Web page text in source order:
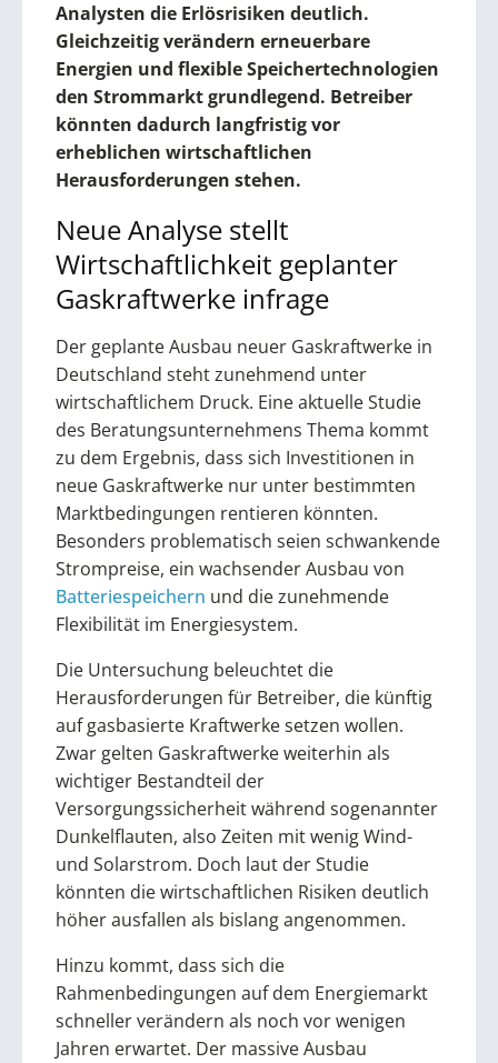
Analysten die Erlösrisiken deutlich.
Gleichzeitig verändern erneuerbare
Energien und flexible Speichertechnologien
den Strommarkt grundlegend. Betreiber
könnten dadurch langfristig vor
erheblichen wirtschaftlichen
Herausforderungen stehen.
Neue Analyse stellt
Wirtschaftlichkeit geplanter
Gaskraftwerke infrage
Der geplante Ausbau neuer Gaskraftwerke in
Deutschland steht zunehmend unter
wirtschaftlichem Druck. Eine aktuelle Studie
des Beratungsunternehmens Thema kommt
zu dem Ergebnis, dass sich Investitionen in
neue Gaskraftwerke nur unter bestimmten
Marktbedingungen rentieren könnten.
Besonders problematisch seien schwankende
Strompreise, ein wachsender Ausbau von
Batteriespeichern und die zunehmende
Flexibilität im Energiesystem.
Die Untersuchung beleuchtet die
Herausforderungen für Betreiber, die künftig
auf gasbasierte Kraftwerke setzen wollen.
Zwar gelten Gaskraftwerke weiterhin als
wichtiger Bestandteil der
Versorgungssicherheit während sogenannter
Dunkelflauten, also Zeiten mit wenig Wind-
und Solarstrom. Doch laut der Studie
könnten die wirtschaftlichen Risiken deutlich
höher ausfallen als bislang angenommen.
Hinzu kommt, dass sich die
Rahmenbedingungen auf dem Energiemarkt
schneller verändern als noch vor wenigen
Jahren erwartet. Der massive Ausbau